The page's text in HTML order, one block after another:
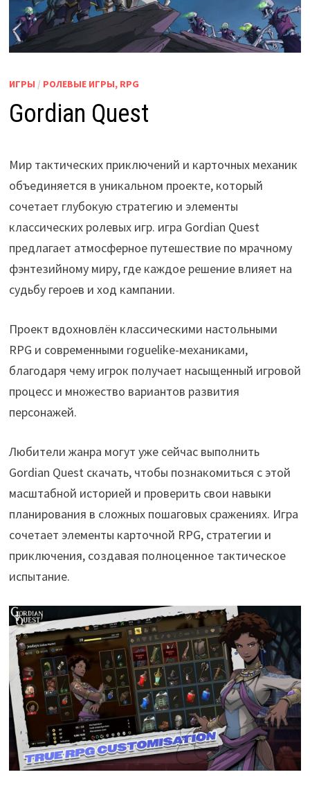
ИГРЫ / РОЛЕВЫЕ ИГРЫ, RPG
Gordian Quest
Мир тактических приключений и карточных механик
объединяется в уникальном проекте, который
сочетает глубокую стратегию и элементы
классических ролевых игр. игра Gordian Quest
предлагает атмосферное путешествие по мрачному
фэнтезийному миру, где каждое решение влияет на
судьбу героев и ход кампании.
Проект вдохновлён классическими настольными
RPG и современными roguelike-механиками,
благодаря чему игрок получает насыщенный игровой
процесс и множество вариантов развития
персонажей.
Любители жанра могут уже сейчас выполнить
Gordian Quest скачать, чтобы познакомиться с этой
масштабной историей и проверить свои навыки
планирования в сложных пошаговых сражениях. Игра
сочетает элементы карточной RPG, стратегии и
приключения, создавая полноценное тактическое
испытание.